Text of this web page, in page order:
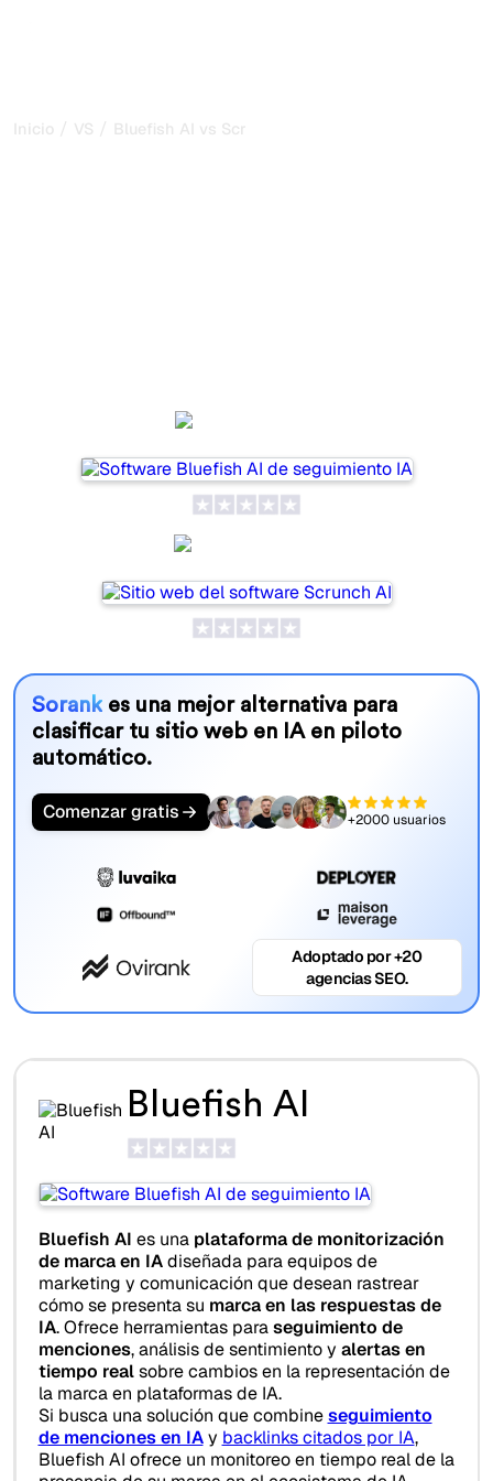
Inicio / VS / Bluefish AI vs Scrunch AI
Sorankes una mejor alternativa para
clasificar tu sitio web en IA en piloto
automático.
Comenzar gratis +2000 usuarios
Adoptado por +20
agencias SEO.
Bluefish AI
Bluefish AI es una plataforma de monitorización
de marca en IAdiseñada para equipos de
marketing y comunicación que desean rastrear
cómo se presenta su marca en las respuestas de
IA. Ofrece herramientas paraseguimiento de
menciones, análisis de sentimiento y alertas en
tiempo realsobre cambios en la representación de
la marca en plataformas de IA.
Si busca una solución que combineseguimiento
de menciones en IAy backlinks citados por IA,
Bluefish AI ofrece un monitoreo en tiempo real de la